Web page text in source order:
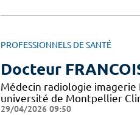
PROFESSIONNELS DE SANTÉ
Docteur
Médecin radiologie
université de Montpellier
29/04/2026 09:50